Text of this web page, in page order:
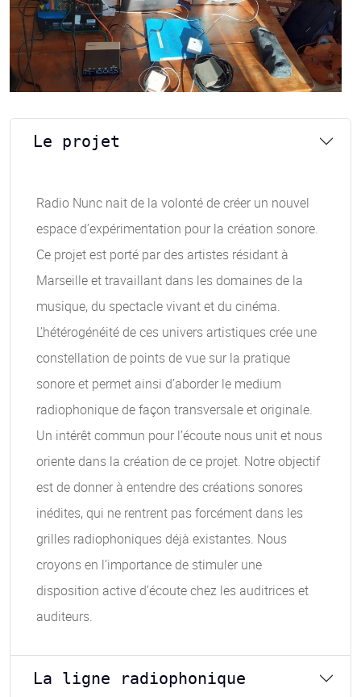
Le projet
Radio Nunc nait de la volonté de créer un nouvel
espace d’expérimentation pour la création sonore.
Ce projet est porté par des artistes résidant à
Marseille et travaillant dans les domaines de la
musique, du spectacle vivant et du cinéma.
L’hétérogénéité de ces univers artistiques crée une
constellation de points de vue sur la pratique
sonore et permet ainsi d’aborder le medium
radiophonique de façon transversale et originale.
Un intérêt commun pour l’écoute nous unit et nous
oriente dans la création de ce projet. Notre objectif
est de donner à entendre des créations sonores
inédites, qui ne rentrent pas forcément dans les
grilles radiophoniques déjà existantes. Nous
croyons en l’importance de stimuler une
disposition active d’écoute chez les auditrices et
auditeurs.
La ligne radiophonique